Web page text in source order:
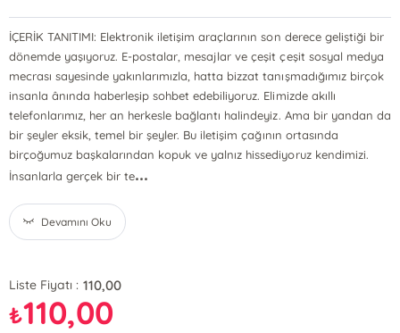
İÇERİK TANITIMI: Elektronik iletişim araçlarının son derece geliştiği bir
dönemde yaşıyoruz. E-postalar, mesajlar ve çeşit çeşit sosyal medya
mecrası sayesinde yakınlarımızla, hatta bizzat tanışmadığımız birçok
insanla ânında haberleşip sohbet edebiliyoruz. Elimizde akıllı
telefonlarımız, her an herkesle bağlantı halindeyiz. Ama bir yandan da
bir şeyler eksik, temel bir şeyler. Bu iletişim çağının ortasında
birçoğumuz başkalarından kopuk ve yalnız hissediyoruz kendimizi.
İnsanlarla gerçek bir te...
Devamını Oku
Liste Fiyatı : 110,00
₺110,00